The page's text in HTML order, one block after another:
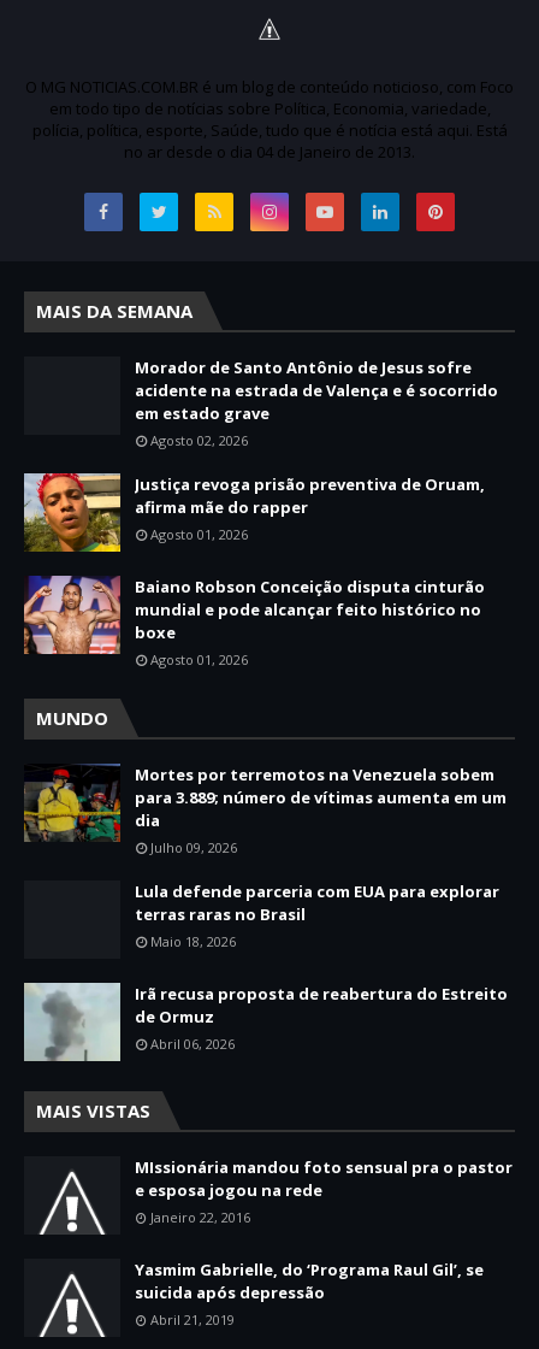
O MG NOTICIAS.COM.BR é um blog de conteúdo noticioso, com Foco
em todo tipo de notícias sobre Política, Economia, variedade,
polícia, política, esporte, Saúde, tudo que é notícia está aqui. Está
no ar desde o dia 04 de Janeiro de 2013.
MAIS DA SEMANA
Morador de Santo Antônio de Jesus sofre
acidente na estrada de Valença e é socorrido
em estado grave
Agosto 02, 2026
Justiça revoga prisão preventiva de Oruam,
afirma mãe do rapper
Agosto 01, 2026
Baiano Robson Conceição disputa cinturão
mundial e pode alcançar feito histórico no
boxe
Agosto 01, 2026
MUNDO
Mortes por terremotos na Venezuela sobem
para 3.889; número de vítimas aumenta em um
dia
Julho 09, 2026
Lula defende parceria com EUA para explorar
terras raras no Brasil
Maio 18, 2026
Irã recusa proposta de reabertura do Estreito
de Ormuz
Abril 06, 2026
MAIS VISTAS
MIssionária mandou foto sensual pra o pastor
e esposa jogou na rede
Janeiro 22, 2016
Yasmim Gabrielle, do ‘Programa Raul Gil’, se
suicida após depressão
Abril 21, 2019